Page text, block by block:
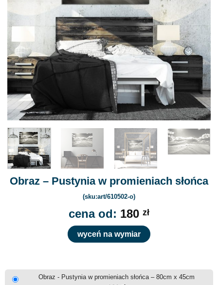
Obraz – Pustynia w promieniach słońca
(sku:art/610502-o)
cena od: 180 zł
wyceń na wymiar
Obraz - Pustynia w promieniach słońca – 80cm x 45cm